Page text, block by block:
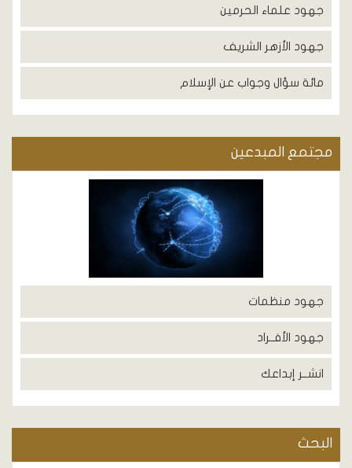
جهود علماء الحرمين
جهود الأزهر الشريف
مائة سؤال وجواب عن الإسلام
مجتمع المبدعين
جهود منظمات
جهود الأفــراد
انشــر إبداعك
البحث